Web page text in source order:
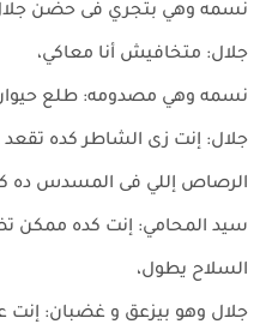
نسمه وهي بتجري فى حضن
جلال: متخافيش أنا معاكي،
نسمه وهي مصدومه: طلع
جلال: إنت زى الشاطر كده تقعد
الرصاص إللي فى المسدس ده
سيد المحامي: إنت كده ممكن
السلاح يطول،
جلال وهو بيزعق و غضبان: